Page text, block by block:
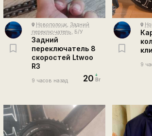
place Новополоцк, Задний
переключатель, Б/У
Задний
переключатель 8
скоростей Ltwoo
R3
9 часов назад 20 Br
place
9